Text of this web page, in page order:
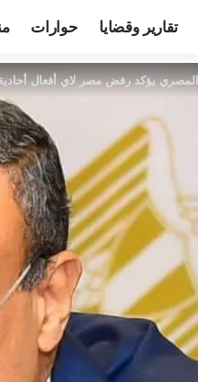
تقارير وقضايا حوارات
المصري يؤكد رفض مصر لاي أفعال